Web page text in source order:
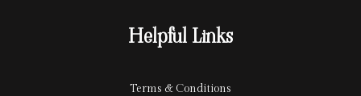
r
d
Helpful Links
Terms & Conditions